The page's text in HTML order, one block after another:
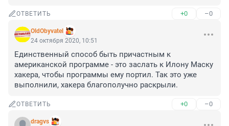
ОТВЕТИТЬ +0 –0
OldObyvatel
24 октября 2020, 10:51
Единственный способ быть причастным к
американской программе - это заслать к Илону Маску
хакера, чтобы программы ему портил. Так это уже
выполнили, хакера благополучно раскрыли.
ОТВЕТИТЬ +0 –0
dragvs